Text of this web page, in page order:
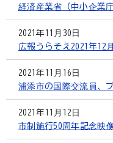
経済産業省（中小企業
2021年11月30日
広報うらそえ2021年12
2021年11月16日
浦添市の国際交流員、
2021年11月12日
市制施行50周年記念映